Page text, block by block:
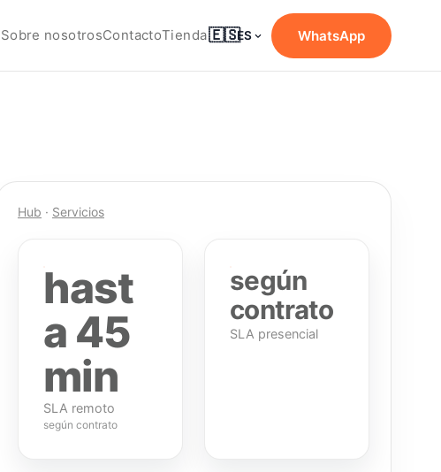
Sobre nosotrosContactoTienda🇪🇸ES WhatsApp
Hub · Servicios
hast
a 45
min
SLA remoto
según contrato
según
contrato
SLA presencial